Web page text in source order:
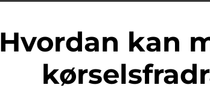
Hvordan kan man få